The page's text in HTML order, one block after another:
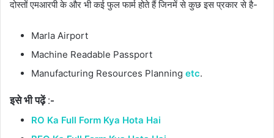
दोस्तों एमआरपी के और भी कई फुल फार्म होते हैं जिनमें से कुछ इस प्रकार से है-
Marla Airport
Machine Readable Passport
Manufacturing Resources Planning etc.
इसे भी पढ़ें :-
RO Ka Full Form Kya Hota Hai